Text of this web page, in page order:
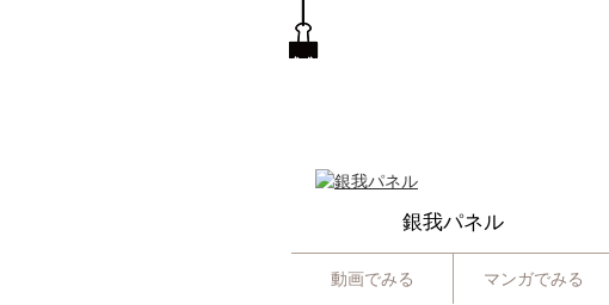
銀我パネル
動画でみる マンガでみる